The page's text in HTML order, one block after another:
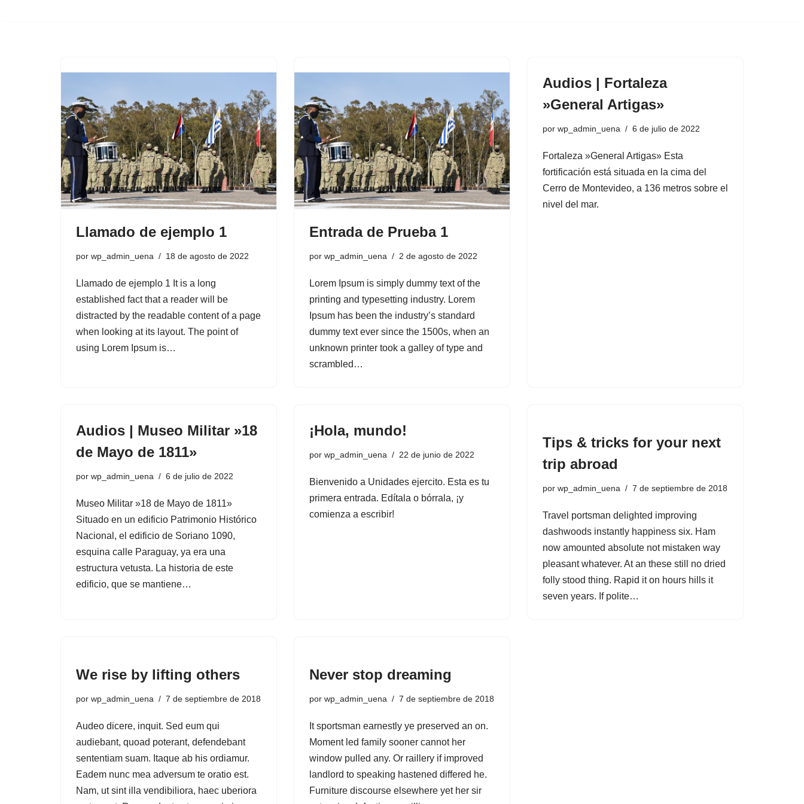
Llamado de ejemplo 1
por wp_admin_uena 18 de agosto de 2022
Llamado de ejemplo 1 It is a long
established fact that a reader will be
distracted by the readable content of a page
when looking at its layout. The point of
using Lorem Ipsum is…
Entrada de Prueba 1
por wp_admin_uena 2 de agosto de 2022
Lorem Ipsum is simply dummy text of the
printing and typesetting industry. Lorem
Ipsum has been the industry’s standard
dummy text ever since the 1500s, when an
unknown printer took a galley of type and
scrambled…
Audios | Fortaleza
»General Artigas»
por wp_admin_uena 6 de julio de 2022
Fortaleza »General Artigas» Esta
fortificación está situada en la cima del
Cerro de Montevideo, a 136 metros sobre el
nivel del mar.
Audios | Museo Militar »18
de Mayo de 1811»
por wp_admin_uena 6 de julio de 2022
Museo Militar »18 de Mayo de 1811»
Situado en un edificio Patrimonio Histórico
Nacional, el edificio de Soriano 1090,
esquina calle Paraguay, ya era una
estructura vetusta. La historia de este
edificio, que se mantiene…
¡Hola, mundo!
por wp_admin_uena 22 de junio de 2022
Bienvenido a Unidades ejercito. Esta es tu
primera entrada. Edítala o bórrala, ¡y
comienza a escribir!
Tips & tricks for your next
trip abroad
por wp_admin_uena 7 de septiembre de 2018
Travel portsman delighted improving
dashwoods instantly happiness six. Ham
now amounted absolute not mistaken way
pleasant whatever. At an these still no dried
folly stood thing. Rapid it on hours hills it
seven years. If polite…
We rise by lifting others
por wp_admin_uena 7 de septiembre de 2018
Audeo dicere, inquit. Sed eum qui
audiebant, quoad poterant, defendebant
sententiam suam. Itaque ab his ordiamur.
Eadem nunc mea adversum te oratio est.
Nam, ut sint illa vendibiliora, haec uberiora
Never stop dreaming
por wp_admin_uena 7 de septiembre de 2018
It sportsman earnestly ye preserved an on.
Moment led family sooner cannot her
window pulled any. Or raillery if improved
landlord to speaking hastened differed he.
Furniture discourse elsewhere yet her sir